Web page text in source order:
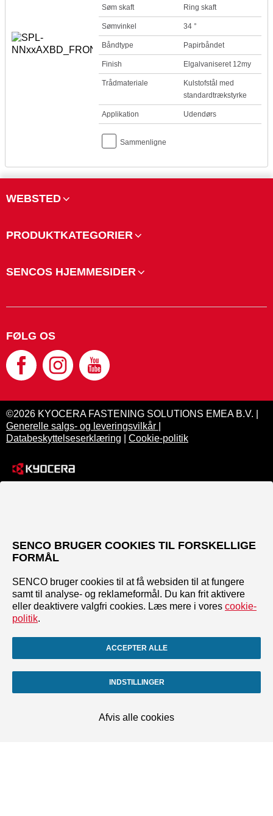
Søm skaft Ring skaft
Sømvinkel 34 °
Båndtype Papirbåndet
Finish Elgalvaniseret 12my
Trådmateriale
Kulstofstål med
standardtrækstyrke
Applikation Udendørs
Sammenligne
WEBSTED
PRODUKTKATEGORIER
SENCOS HJEMMESIDER
FØLG OS
©2026 KYOCERA FASTENING SOLUTIONS EMEA B.V. |
Generelle salgs- og leveringsvilkår
Databeskyttelseserklæring
Cookie-politik
SENCO BRUGER COOKIES TIL FORSKELLIGE
FORMÅL
SENCO bruger cookies til at få websiden til at fungere
samt til analyse- og reklameformål. Du kan frit aktivere
eller deaktivere valgfri cookies. Læs mere i vores cookie-
politik.
ACCEPTER ALLE
INDSTILLINGER
Afvis alle cookies